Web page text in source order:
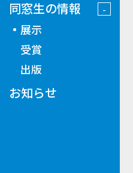
同窓生の情報
展示
受賞
出版
お知らせ